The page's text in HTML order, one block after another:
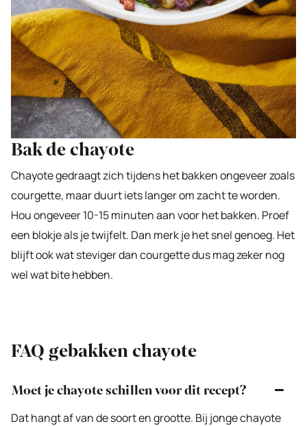
Bak de chayote
Chayote gedraagt zich tijdens het bakken ongeveer zoals
courgette, maar duurt iets langer om zacht te worden.
Hou ongeveer 10-15 minuten aan voor het bakken. Proef
een blokje als je twijfelt. Dan merk je het snel genoeg. Het
blijft ook wat steviger dan courgette dus mag zeker nog
wel wat bite hebben.
FAQ gebakken chayote
Moet je chayote schillen voor dit recept?
Dat hangt af van de soort en grootte. Bij jonge chayote